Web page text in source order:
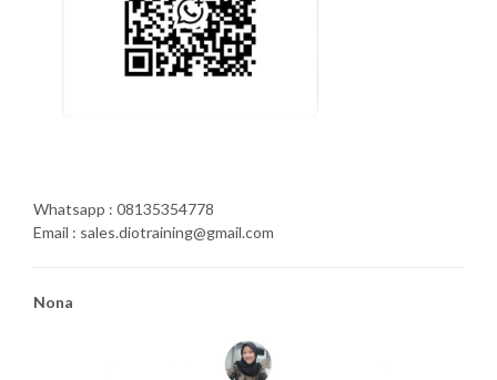
Whatsapp : 08135354778
Email : sales.diotraining@gmail.com
Nona